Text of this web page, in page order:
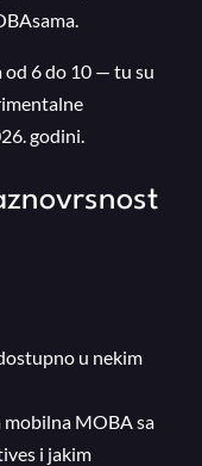
od 6 do 10 — tu su
godini.
u nekim
MOBA sa
i jakim